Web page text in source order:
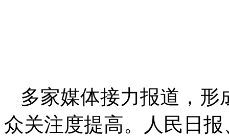
多家媒体接力报道，
众关注度提高。人民日